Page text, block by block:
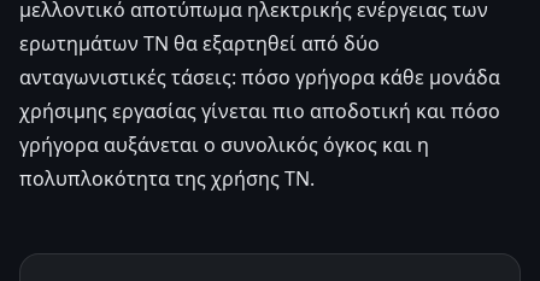
μελλοντικό αποτύπωμα ηλεκτρικής ενέργειας των
ερωτημάτων ΤΝ θα εξαρτηθεί από δύο
ανταγωνιστικές τάσεις: πόσο γρήγορα κάθε μονάδα
χρήσιμης εργασίας γίνεται πιο αποδοτική και πόσο
γρήγορα αυξάνεται ο συνολικός όγκος και η
πολυπλοκότητα της χρήσης ΤΝ.